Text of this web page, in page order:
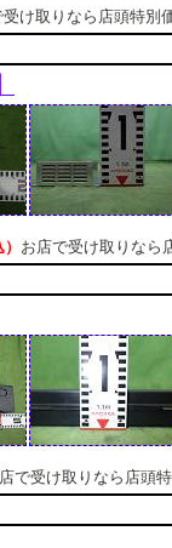
受け取りなら店頭特別
お店で受け取りなら
で受け取りなら店頭